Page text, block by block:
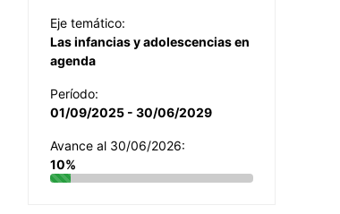
Eje temático:
Las infancias y adolescencias en
agenda
Período:
01/09/2025 - 30/06/2029
Avance al 30/06/2026:
10%